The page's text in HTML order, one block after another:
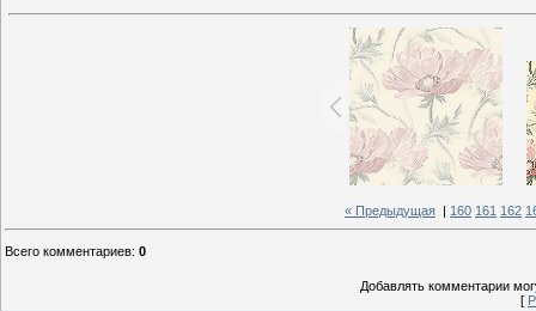
« Предыдущая 160 161 162
Всего комментариев: 0
Добавлять комментарии
[